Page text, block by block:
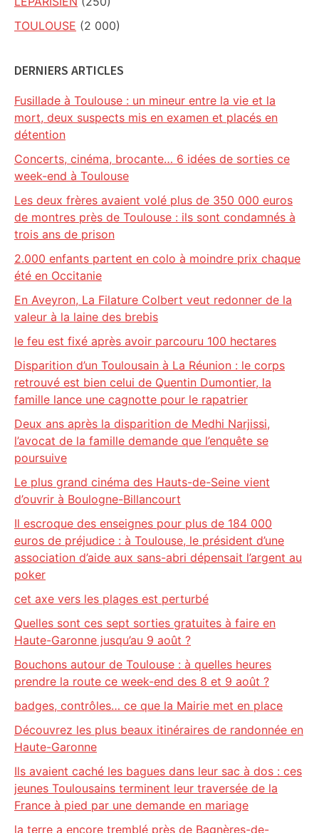
TOULOUSE (2 000)
DERNIERS ARTICLES
Fusillade à Toulouse : un mineur entre la vie et la
mort, deux suspects mis en examen et placés en
détention
Concerts, cinéma, brocante… 6 idées de sorties ce
week-end à Toulouse
Les deux frères avaient volé plus de 350 000 euros
de montres près de Toulouse : ils sont condamnés à
trois ans de prison
2.000 enfants partent en colo à moindre prix chaque
été en Occitanie
En Aveyron, La Filature Colbert veut redonner de la
valeur à la laine des brebis
le feu est fixé après avoir parcouru 100 hectares
Disparition d’un Toulousain à La Réunion : le corps
retrouvé est bien celui de Quentin Dumontier, la
famille lance une cagnotte pour le rapatrier
Deux ans après la disparition de Medhi Narjissi,
l’avocat de la famille demande que l’enquête se
poursuive
Le plus grand cinéma des Hauts-de-Seine vient
d’ouvrir à Boulogne-Billancourt
Il escroque des enseignes pour plus de 184 000
euros de préjudice : à Toulouse, le président d’une
association d’aide aux sans-abri dépensait l’argent au
poker
cet axe vers les plages est perturbé
Quelles sont ces sept sorties gratuites à faire en
Haute-Garonne jusqu’au 9 août ?
Bouchons autour de Toulouse : à quelles heures
prendre la route ce week-end des 8 et 9 août ?
badges, contrôles… ce que la Mairie met en place
Découvrez les plus beaux itinéraires de randonnée en
Haute-Garonne
Ils avaient caché les bagues dans leur sac à dos : ces
jeunes Toulousains terminent leur traversée de la
France à pied par une demande en mariage
la terre a encore tremblé près de Bagnères-de-